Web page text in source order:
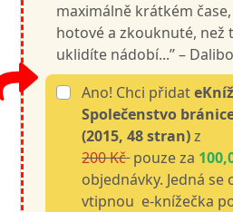
maximálně krátkém
hotové a zkouknuté, než
uklidíte nádobí...’’ –
Ano! Chci přidat
Společenstvo
(2015, 48 stran)z
200 Kčpouze za
objednávky. Jedná se
vtipnou e-knížečka